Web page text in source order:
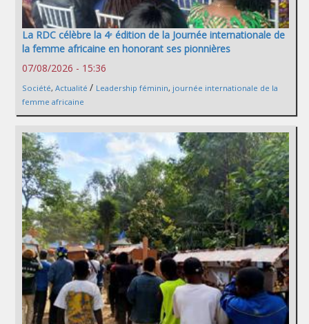
La RDC célèbre la 4ᵉ édition de la Journée internationale de
la femme africaine en honorant ses pionnières
07/08/2026 - 15:36
Société, Actualité / Leadership féminin, journée internationale de la
femme africaine